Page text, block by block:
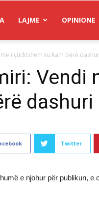
LAJME OPINIONE
i çuditshëm ku kam bërë
Vendi
Twitter
e njohur për publikun, e